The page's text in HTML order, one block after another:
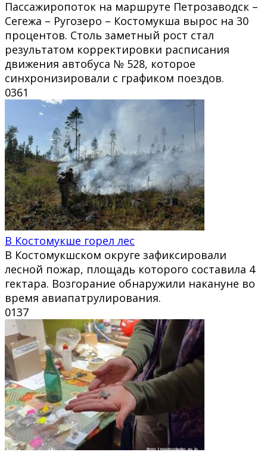
Пассажиропоток на маршруте Петрозаводск –
Сегежа – Ругозеро – Костомукша вырос на 30
процентов. Столь заметный рост стал
результатом корректировки расписания
движения автобуса № 528, которое
синхронизировали с графиком поездов.
0361
В Костомукше горел лес
В Костомукшском округе зафиксировали
лесной пожар, площадь которого составила 4
гектара. Возгорание обнаружили накануне во
время авиапатрулирования.
0137